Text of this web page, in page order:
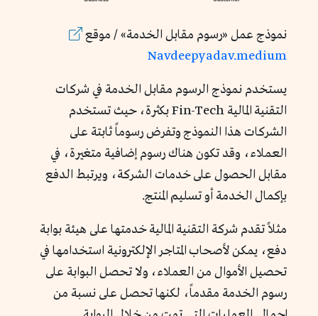
نموذج عمل «رسوم مقابل الخدمة» / موقع
Navdeepyadav.medium
يستخدم نموذج الرسوم مقابل الخدمة في شركات
التقنية المالية Fin-Tech بكثرة، حيث تستخدم
الشركات هذا النموذج وتفرض رسوماً ثابتة على
العملاء، وقد تكون هناك رسوم إضافية متغيرة، في
مقابل الحصول على خدمات الشركة، ويرتبط الدفع
بإكمال الخدمة أو تسليم المنتج.
مثلاً تقدم شركة التقنية المالية خدمتها على هيئة بوابة
دفع، يمكن لأصحاب المتاجر الإلكترونية استخدامها في
تحصيل الأموال من العملاء، ولا تحصل البوابة على
رسوم الخدمة مقدماً، لكنها تحصل على نسبة من